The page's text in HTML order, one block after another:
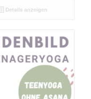
Details anzeigen